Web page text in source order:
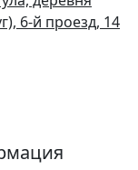
6-й проезд, 14